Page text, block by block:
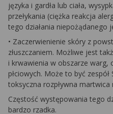
języka i gardła lub ciała,
przełykania (ciężka reakcja
tego działania niepożądanego
• Zaczerwienienie skóry z
złuszczaniem. Możliwe jest
i krwawienia w obszarze warg,
płciowych. Może to być zespół
toksyczna rozpływna martwica
Częstość występowania tego
bardzo rzadka.